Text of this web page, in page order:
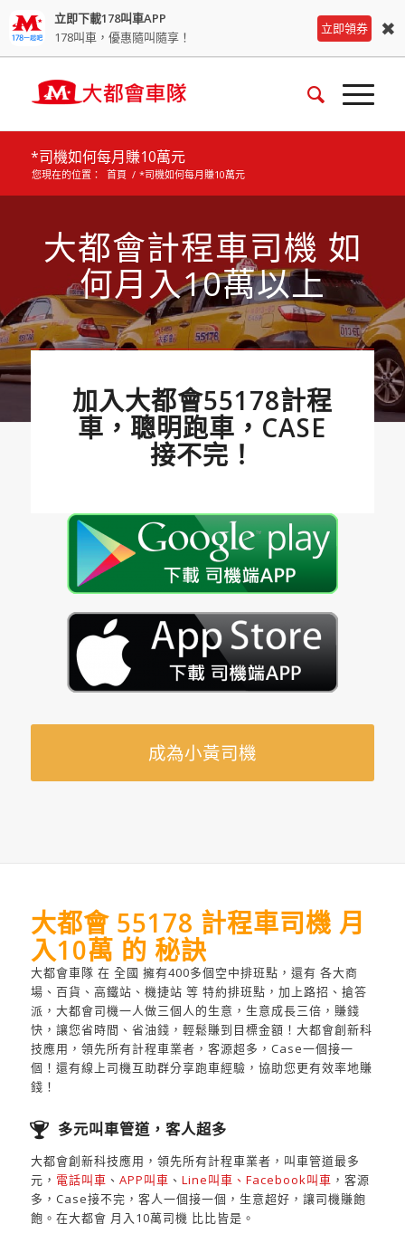
立即下載178叫車APP
178叫車，優惠隨叫隨享！
立即領券 ✖
*司機如何每月賺10萬元
您現在的位置： 首頁 / *司機如何每月賺10萬元
大都會計程車司機 如
何月入10萬以上
加入大都會55178計程
車，聰明跑車，CASE
接不完！
成為小黃司機
大都會 55178 計程車司機 月
入10萬 的 秘訣
大都會車隊 在 全國 擁有400多個空中排班點，還有 各大商
場、百貨、高鐵站、機捷站 等 特約排班點，加上路招、搶答
派，大都會司機一人做三個人的生意，生意成長三倍，賺錢
快，讓您省時間、省油錢，輕鬆賺到目標金額！大都會創新科
技應用，領先所有計程車業者，客源超多，Case一個接一
個！還有線上司機互助群分享跑車經驗，協助您更有效率地賺
錢！
多元叫車管道，客人超多
大都會創新科技應用，領先所有計程車業者，叫車管道最多
元， 電話叫車 、 APP叫車 、 Line叫車、Facebook叫車 ，客源
多，Case接不完，客人一個接一個，生意超好，讓司機賺飽
飽。在大都會 月入10萬司機 比比皆是。